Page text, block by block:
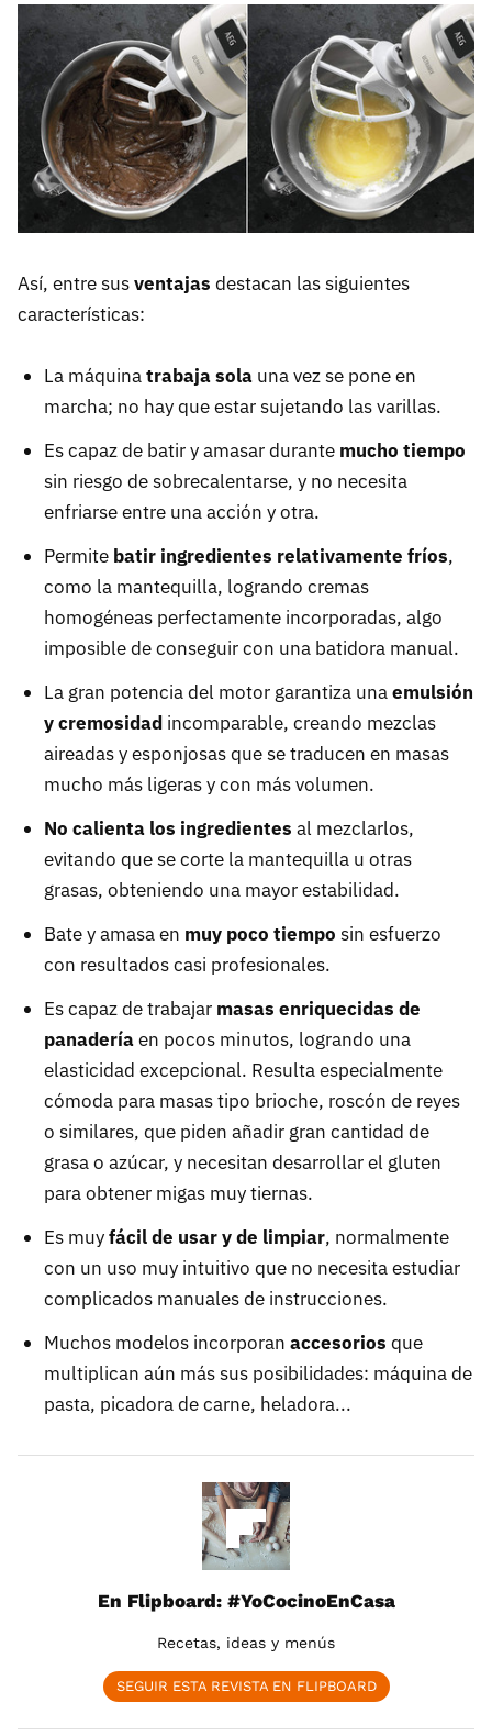
Así, entre susventajas destacan las siguientes
características:
La máquinatrabaja sola una vez se pone en
marcha; no hay que estar sujetando las varillas.
Es capaz de batir y amasar durante mucho tiempo
sin riesgo de sobrecalentarse, y no necesita
enfriarse entre una acción y otra.
Permite batir ingredientes relativamente fríos,
como la mantequilla, logrando cremas
homogéneas perfectamente incorporadas, algo
imposible de conseguir con una batidora manual.
La gran potencia del motor garantiza unaemulsión
y cremosidad incomparable, creando mezclas
aireadas y esponjosas que se traducen en masas
mucho más ligeras y con más volumen.
No calienta los ingredientes al mezclarlos,
evitando que se corte la mantequilla u otras
grasas, obteniendo una mayor estabilidad.
Bate y amasa en muy poco tiempo sin esfuerzo
con resultados casi profesionales.
Es capaz de trabajar masas enriquecidas de
panaderíaen pocos minutos, logrando una
elasticidad excepcional. Resulta especialmente
cómoda para masas tipo brioche, roscón de reyes
o similares, que piden añadir gran cantidad de
grasa o azúcar, y necesitan desarrollar el gluten
para obtener migas muy tiernas.
Es muyfácil de usar y de limpiar, normalmente
con un uso muy intuitivo que no necesita estudiar
complicados manuales de instrucciones.
Muchos modelos incorporan accesorios que
multiplican aún más sus posibilidades: máquina de
pasta, picadora de carne, heladora...
En Flipboard: #YoCocinoEnCasa
Recetas, ideas y menús
SEGUIR ESTA REVISTA EN FLIPBOARD